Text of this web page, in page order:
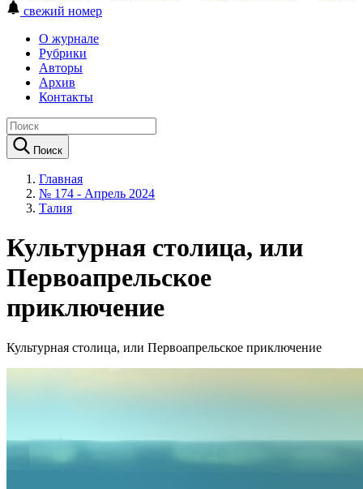
свежий номер
О журнале
Рубрики
Авторы
Архив
Контакты
Поиск
Главная
№ 174 - Апрель 2024
Талия
Культурная столица, или
Первоапрельское
приключение
Культурная столица, или Первоапрельское приключение